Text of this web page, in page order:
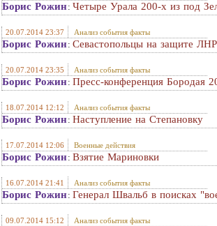
Борис Рожин: Четыре Урала 200-х из под
20.07.2014 23:37 Анализ события факты
Борис Рожин: Севастопольцы на защите ЛНР
20.07.2014 23:35 Анализ события факты
Борис Рожин: Пресс-конференция Бородая
18.07.2014 12:12 Анализ события факты
Борис Рожин: Наступление на Степановку
17.07.2014 12:06 Военные действия
Борис Рожин: Взятие Мариновки
16.07.2014 21:41 Анализ события факты
Борис Рожин: Генерал Швальб в поисках
09.07.2014 15:12 Анализ события факты